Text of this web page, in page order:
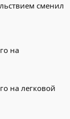
сменил
на
на легковой